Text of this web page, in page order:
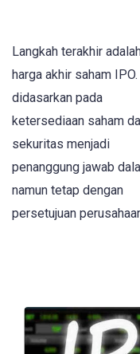
Langkah terakhir
harga akhir saham
didasarkan pada
ketersediaan saham
sekuritas menjadi
penanggung jawab
namun tetap dengan
persetujuan